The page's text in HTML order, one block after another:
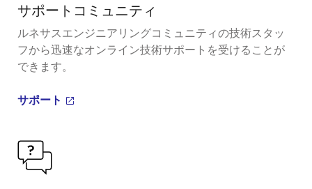
サポートコミュニティ
ルネサスエンジニアリングコミュニティの技術スタッ
フから迅速なオンライン技術サポートを受けることが
できます。
サポート